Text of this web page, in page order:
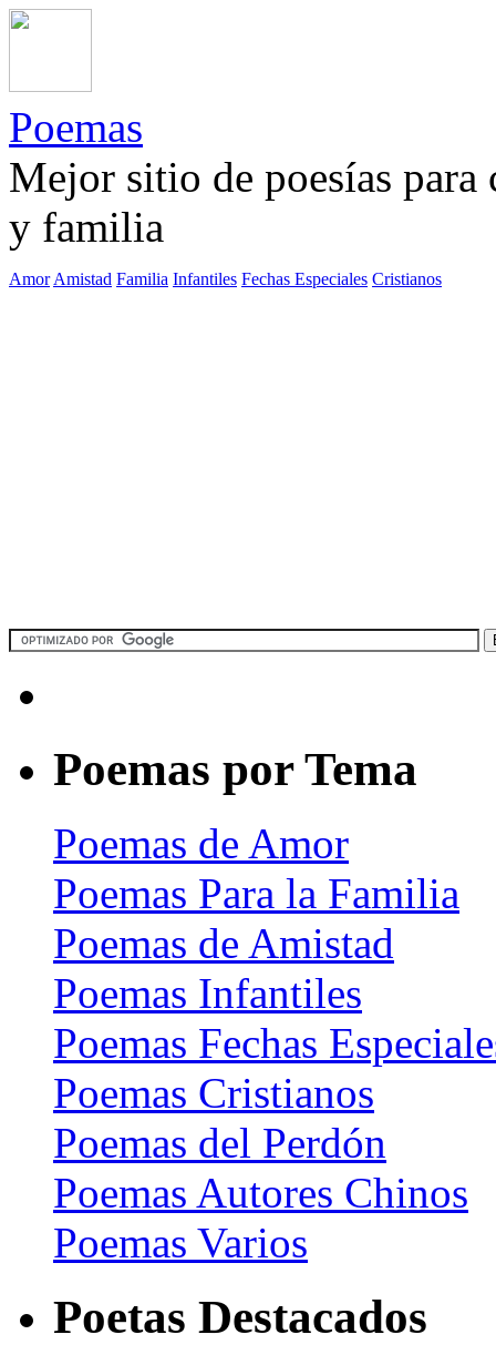
Poemas
Mejor sitio de poesías
y familia
Amor Amistad Familia Infantiles Fechas Especiales Cristianos
Poemas por Tema
Poemas de Amor
Poemas Para la Familia
Poemas de Amistad
Poemas Infantiles
Poemas Fechas
Poemas Cristianos
Poemas del Perdón
Poemas Autores Chinos
Poemas Varios
Poetas Destacados